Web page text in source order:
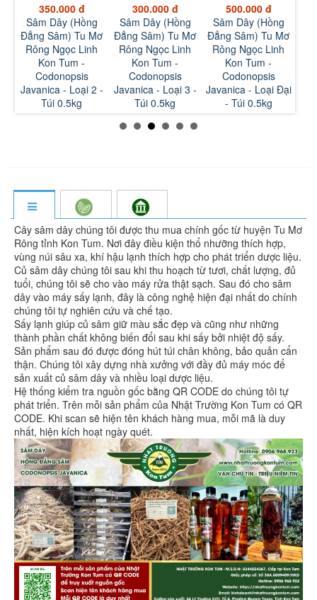
300.000 đ
Sâm Dây (Hồng
Đẳng Sâm) Tu Mơ
Rông Ngọc Linh
Kon Tum -
Codonopsis
Javanica - Loại 3 -
Túi 0.5kg
500.000 đ
Sâm Dây (Hồng
Đẳng Sâm) Tu Mơ
Rông Ngọc Linh
Kon Tum -
Codonopsis
Javanica - Loại Đại
- Túi 0.5kg
1.000.000 đ
Sâm Dây (Hồng
Đẳng Sâm) Tu Mơ
Rông Ngọc Linh
Kon Tum -
Codonopsis
Javanica - Loại Đại
- Túi 1kg
Cây sâm dây chúng tôi được thu mua chính gốc từ huyện Tu Mơ
Rông tỉnh Kon Tum. Nơi đây điều kiện thổ nhưỡng thích hợp,
vùng núi sâu xa, khí hậu lạnh thích hợp cho phát triển dược liệu.
Củ sâm dây chúng tôi sau khi thu hoạch từ tươi, chất lượng, đủ
tuổi, chúng tôi sẽ cho vào máy rửa thật sạch. Sau đó cho sâm
dây vào máy sấy lạnh, đây là công nghệ hiện đại nhất do chính
chúng tôi tự nghiên cứu và chế tạo.
Sấy lạnh giúp củ sâm giữ màu sắc đẹp và cũng như những
thành phần chất không biến đổi sau khi sấy bởi nhiệt độ sấy.
Sản phẩm sau đó được đóng hút túi chân không, bảo quản cẩn
thận. Chúng tôi xây dựng nhà xưởng với đầy đủ máy móc để
sản xuất củ sâm dây và nhiều loại dược liệu.
Hệ thống kiểm tra nguồn gốc bằng QR CODE do chúng tôi tự
phát triển. Trên mỗi sản phẩm của Nhật Trường Kon Tum có QR
CODE. Khi scan sẽ hiện tên khách hàng mua, mỗi mã là duy
nhất, hiện kích hoạt ngày quét.